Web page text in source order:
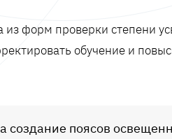
из форм проверки степени
обучение и
создание поясов